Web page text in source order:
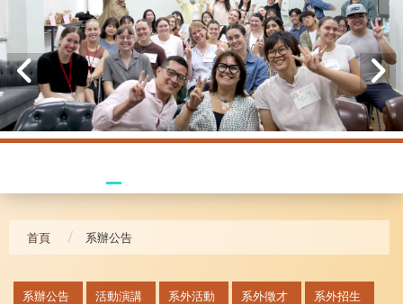
首頁 系辦公告
系辦公告 活動演講 系外活動 系外徵才 系外招生